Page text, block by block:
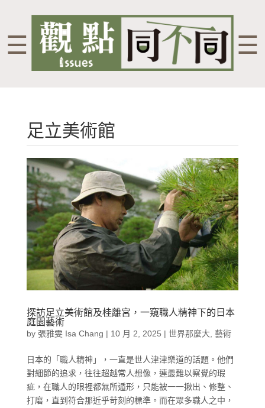
☰ ☰
足立美術館
探訪足立美術館及桂離宮，一窺職人精神下的日本
庭園藝術
by 張雅雯 Isa Chang | 10 月 2, 2025 | 世界那麼大, 藝術
日本的「職人精神」，一直是世人津津樂道的話題。他們
對細節的追求，往往超越常人想像，連最難以察覺的瑕
疵，在職人的眼裡都無所遁形，只能被一一揪出、修整、
打磨，直到符合那近乎苛刻的標準。而在眾多職人之中，